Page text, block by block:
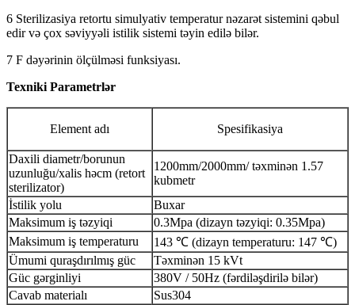
6 Sterilizasiya retortu simulyativ temperatur nəzarət sistemini qəbul
edir və çox səviyyəli istilik sistemi təyin edilə bilər.
7 F dəyərinin ölçülməsi funksiyası.
Texniki Parametrlər
Element adı Spesifikasiya
Daxili diametr/borunun
uzunluğu/xalis həcm (retort
sterilizator)
1200mm/2000mm/ təxminən 1.57
kubmetr
İstilik yolu
Buxar
Maksimum iş təzyiqi
0.3Mpa (dizayn təzyiqi: 0.35Mpa)
Maksimum iş temperaturu
143 ℃ (dizayn temperaturu: 147 ℃)
Ümumi quraşdırılmış güc
Təxminən 15 kVt
Güc gərginliyi
380V / 50Hz (fərdiləşdirilə bilər)
Cavab materialı
Sus304